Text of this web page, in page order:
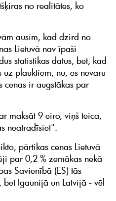
no realitātes, ko
ausīm, kad dzird no
Lietuvā nav īpaši
statistikas datus, bet, kad
plauktiem, nu, es nevaru
cenas ir augstākas par
maksāt 9 eiro, viņš teica,
neatradīsiet".
pārtikas cenas Lietuvā
par 0,2 % zemākas nekā
Savienībā (ES) tās
Igaunijā un Latvijā - vēl